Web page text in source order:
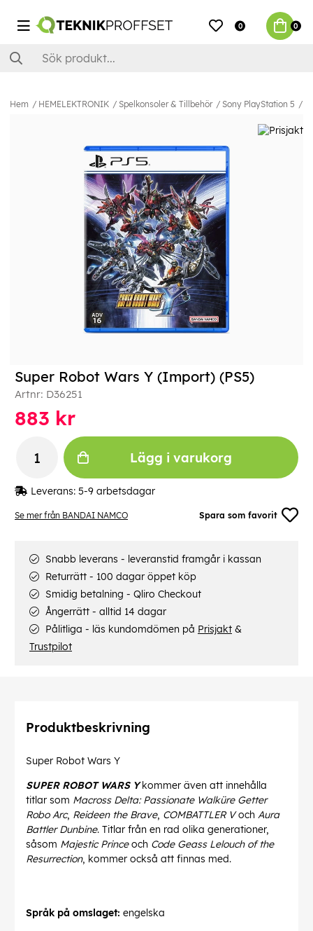
0 0
Hem HEMELEKTRONIK Spelkonsoler & Tillbehör Sony PlayStation 5
Se mer från BANDAI NAMCO Spara som favorit
Super Robot Wars Y (Import) (PS5)
Artnr: D36251
883 kr
Lägg i varukorg
Leverans: 5-9 arbetsdagar
Snabb leverans - leveranstid framgår i kassan
Returrätt - 100 dagar öppet köp
Smidig betalning - Qliro Checkout
Ångerrätt - alltid 14 dagar
Pålitliga - läs kundomdömen på Prisjakt &
Trustpilot
Produktbeskrivning
Super Robot Wars Y
SUPER ROBOT WARS Ykommer även att innehålla
titlar som Macross Delta: Passionate Walküre Getter
Robo Arc, Reideen the Brave, COMBATTLER Voch Aura
Battler Dunbine. Titlar från en rad olika generationer,
såsom Majestic Princeoch Code Geass Lelouch of the
Resurrection, kommer också att finnas med.
Språk på omslaget: engelska